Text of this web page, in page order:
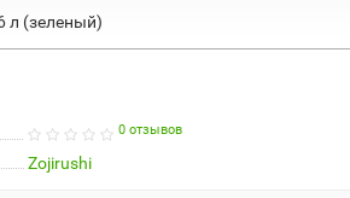
л (зеленый)
0 отзывов
Zojirushi